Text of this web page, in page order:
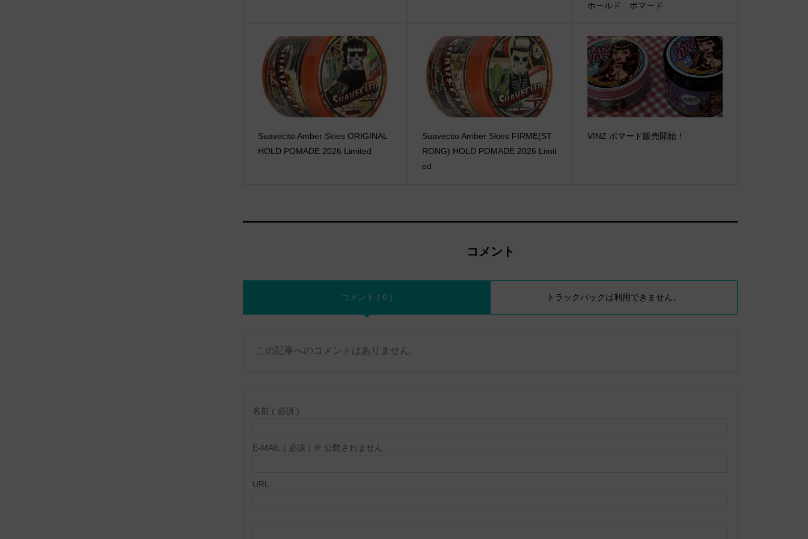
ホールド ポマード
Suavecito Amber Skies ORIGINAL
HOLD POMADE 2026 Limited
Suavecito Amber Skies FIRME(ST
RONG) HOLD POMADE 2026 Limit
ed
VINZ ポマード販売開始！
コメント
コメント ( 0 ) トラックバックは利用できません。
この記事へのコメントはありません。
名前 ( 必須 )
E-MAIL ( 必須 ) ※ 公開されません
URL